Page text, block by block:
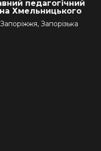
педагогічний
Хмельницького
Запорізька